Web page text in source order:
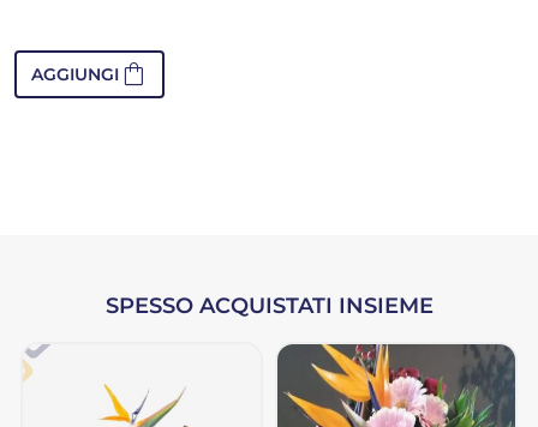
AGGIUNGI shopping_bag
SPESSO ACQUISTATI INSIEME